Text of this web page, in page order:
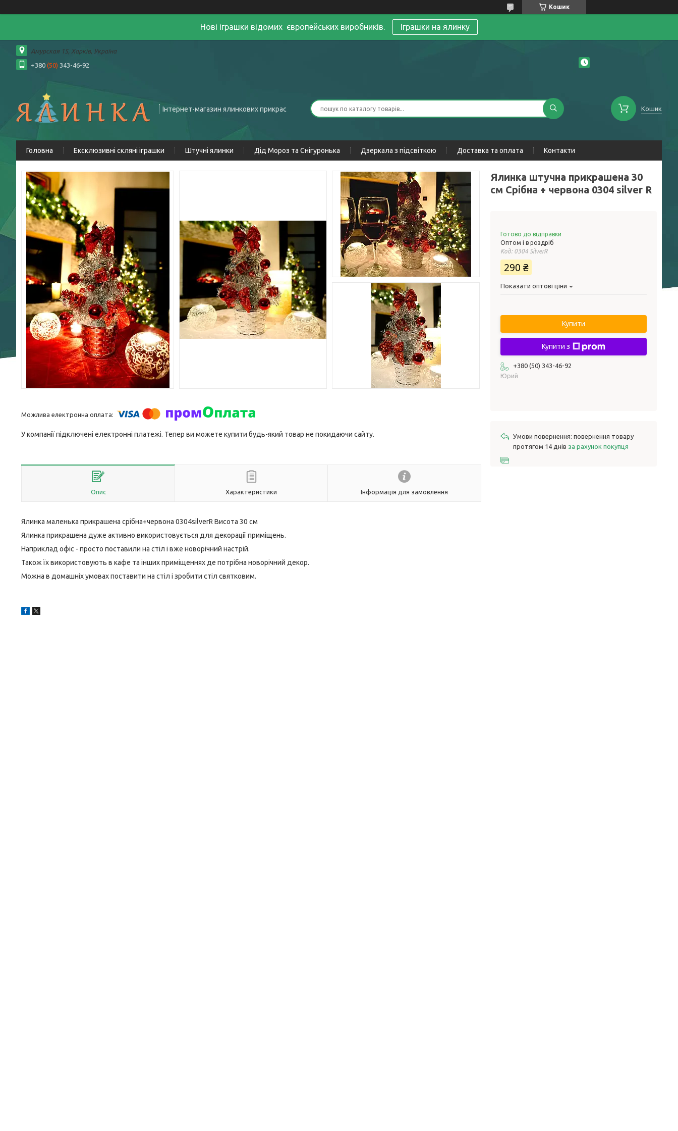
Кошик
Нові іграшки відомих європейських виробників. Іграшки на ялинку
Амурская 15, Харків, Україна
+380 (50) 343-46-92
Інтернет-магазин ялинкових прикрас Кошик
Головна Ексклюзивні скляні іграшки Штучні ялинки Дід Мороз та Снігуронька Дзеркала з підсвіткою Доставка та оплата Контакти
У компанії підключені електронні платежі. Тепер ви можете купити будь-який товар не покидаючи сайту.
Опис Характеристики Інформація для замовлення
Ялинка маленька прикрашена срібна+червона 0304silverR Висота 30 см
Ялинка прикрашена дуже активно використовується для декорації приміщень.
Наприклад офіс - просто поставили на стіл і вже новорічний настрій.
Також їх використовують в кафе та інших приміщеннях де потрібна новорічний декор.
Можна в домашніх умовах поставити на стіл і зробити стіл святковим.
Ялинка штучна прикрашена 30
см Срібна + червона 0304 silver R
Готово до відправки
Оптом і в роздріб
Код: 0304 SilverR
290 ₴
Показати оптові ціни
Купити
Купити з
+380 (50) 343-46-92
Юрий
повернення товару
протягом 14 днів за рахунок покупця